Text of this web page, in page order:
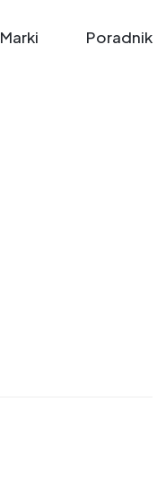
Marki Poradnik